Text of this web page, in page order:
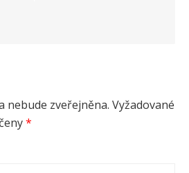
nebude zveřejněna. Vyžadované
*